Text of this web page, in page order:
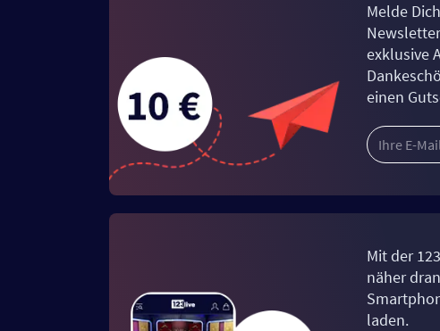
Melde
exklusive
einen
Mit der
näher
laden.